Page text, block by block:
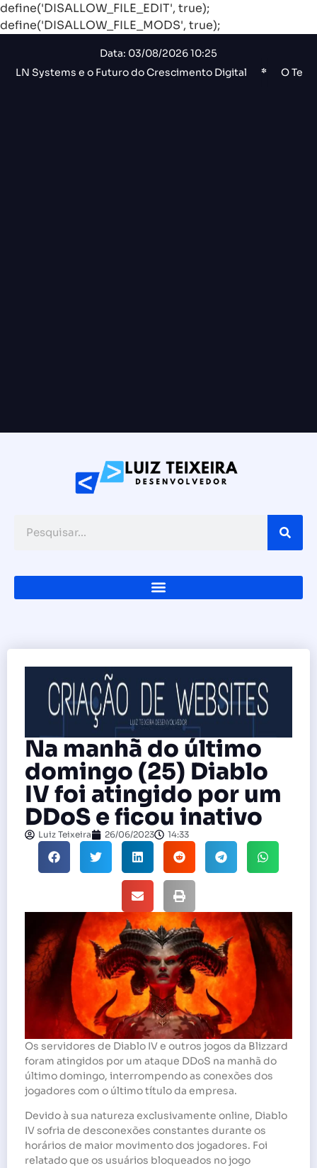
define('DISALLOW_FILE_EDIT', true);
define('DISALLOW_FILE_MODS', true);
Data: 03/08/2026 10:25
e o Futuro do Crescimento Digital
* O
Na manhã do último
domingo (25) Diablo
IV foi atingido por um
DDoS e ficou inativo
Luiz Teixeira 26/06/2023 14:33
Os servidores de Diablo IV e outros jogos da Blizzard
foram atingidos por um ataque DDoS na manhã do
último domingo, interrompendo as conexões dos
jogadores com o último título da empresa.
Devido à sua natureza exclusivamente online, Diablo
IV sofria de desconexões constantes durante os
horários de maior movimento dos jogadores. Foi
relatado que os usuários bloqueados no jogo